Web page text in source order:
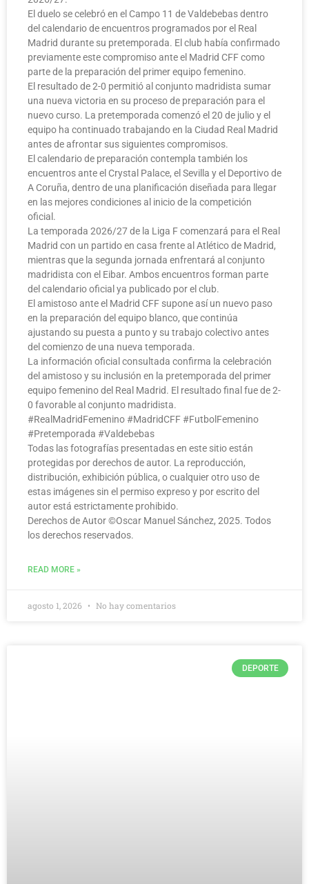
El duelo se celebró en el Campo 11 de Valdebebas dentro
del calendario de encuentros programados por el Real
Madrid durante su pretemporada. El club había confirmado
previamente este compromiso ante el Madrid CFF como
parte de la preparación del primer equipo femenino.
El resultado de 2-0 permitió al conjunto madridista sumar
una nueva victoria en su proceso de preparación para el
nuevo curso. La pretemporada comenzó el 20 de julio y el
equipo ha continuado trabajando en la Ciudad Real Madrid
antes de afrontar sus siguientes compromisos.
El calendario de preparación contempla también los
encuentros ante el Crystal Palace, el Sevilla y el Deportivo de
A Coruña, dentro de una planificación diseñada para llegar
en las mejores condiciones al inicio de la competición
oficial.
La temporada 2026/27 de la Liga F comenzará para el Real
Madrid con un partido en casa frente al Atlético de Madrid,
mientras que la segunda jornada enfrentará al conjunto
madridista con el Eibar. Ambos encuentros forman parte
del calendario oficial ya publicado por el club.
El amistoso ante el Madrid CFF supone así un nuevo paso
en la preparación del equipo blanco, que continúa
ajustando su puesta a punto y su trabajo colectivo antes
del comienzo de una nueva temporada.
La información oficial consultada confirma la celebración
del amistoso y su inclusión en la pretemporada del primer
equipo femenino del Real Madrid. El resultado final fue de 2-
0 favorable al conjunto madridista.
#RealMadridFemenino #MadridCFF #FutbolFemenino
#Pretemporada #Valdebebas
Todas las fotografías presentadas en este sitio están
protegidas por derechos de autor. La reproducción,
distribución, exhibición pública, o cualquier otro uso de
estas imágenes sin el permiso expreso y por escrito del
autor está estrictamente prohibido.
Derechos de Autor ©️Oscar Manuel Sánchez, 2025. Todos
los derechos reservados.
READ MORE »
agosto 1, 2026 No hay comentarios
DEPORTE